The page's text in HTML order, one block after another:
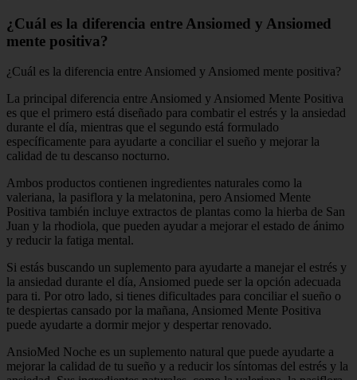
¿Cuál es la diferencia entre Ansiomed y Ansiomed
mente positiva?
¿Cuál es la diferencia entre Ansiomed y Ansiomed mente positiva?
La principal diferencia entre Ansiomed y Ansiomed Mente Positiva
es que el primero está diseñado para combatir el estrés y la ansiedad
durante el día, mientras que el segundo está formulado
específicamente para ayudarte a conciliar el sueño y mejorar la
calidad de tu descanso nocturno.
Ambos productos contienen ingredientes naturales como la
valeriana, la pasiflora y la melatonina, pero Ansiomed Mente
Positiva también incluye extractos de plantas como la hierba de San
Juan y la rhodiola, que pueden ayudar a mejorar el estado de ánimo
y reducir la fatiga mental.
Si estás buscando un suplemento para ayudarte a manejar el estrés y
la ansiedad durante el día, Ansiomed puede ser la opción adecuada
para ti. Por otro lado, si tienes dificultades para conciliar el sueño o
te despiertas cansado por la mañana, Ansiomed Mente Positiva
puede ayudarte a dormir mejor y despertar renovado.
AnsioMed Noche es un suplemento natural que puede ayudarte a
mejorar la calidad de tu sueño y a reducir los síntomas del estrés y la